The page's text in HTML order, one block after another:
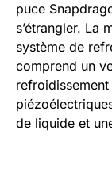
puce
s’étrangler. La
système de
comprend un
de liquide et